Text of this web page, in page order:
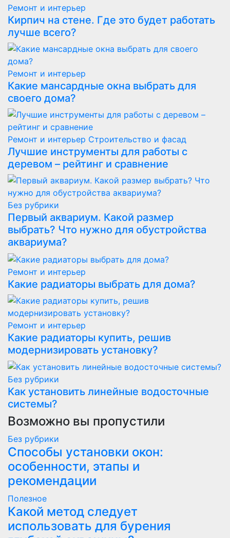
Ремонт и интерьер
Кирпич на стене. Где это будет работать
лучше всего?
Ремонт и интерьер
Какие мансардные окна выбрать для
своего дома?
Ремонт и интерьер Строительство и фасад
Лучшие инструменты для работы с
деревом – рейтинг и сравнение
Без рубрики
Первый аквариум. Какой размер
выбрать? Что нужно для обустройства
аквариума?
Ремонт и интерьер
Какие радиаторы выбрать для дома?
Ремонт и интерьер
Какие радиаторы купить, решив
модернизировать установку?
Без рубрики
Как установить линейные водосточные
системы?
Возможно вы пропустили
Без рубрики
Способы установки окон:
особенности, этапы и
рекомендации
Полезнoe
Какой метод следует
использовать для бурения